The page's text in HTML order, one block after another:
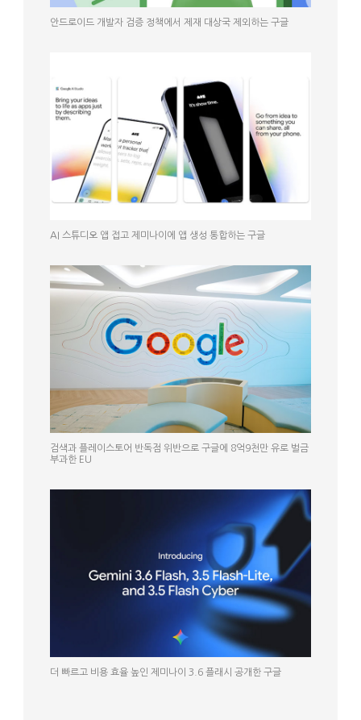
안드로이드 개발자 검증 정책에서 제재 대상국 제외하는 구글
AI 스튜디오 앱 접고 제미나이에 앱 생성 통합하는 구글
검색과 플레이스토어 반독점 위반으로 구글에 8억9천만 유로 벌금
부과한 EU
더 빠르고 비용 효율 높인 제미나이 3.6 플래시 공개한 구글